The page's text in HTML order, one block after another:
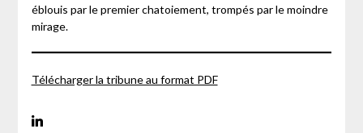
éblouis par le premier chatoiement, trompés par le moindre
mirage.
Télécharger la tribune au format PDF